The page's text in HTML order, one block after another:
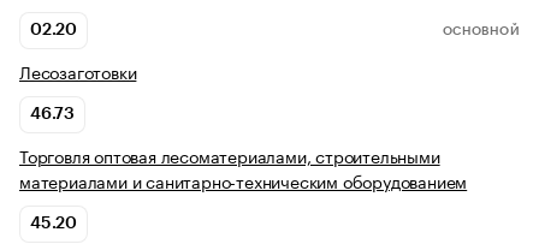
02.20 ОСНОВНОЙ
Лесозаготовки
46.73
Торговля оптовая лесоматериалами, строительными
материалами и санитарно-техническим оборудованием
45.20